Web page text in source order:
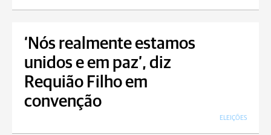
‘Nós realmente estamos
unidos e em paz’, diz
Requião Filho em
convenção
ELEIÇÕES